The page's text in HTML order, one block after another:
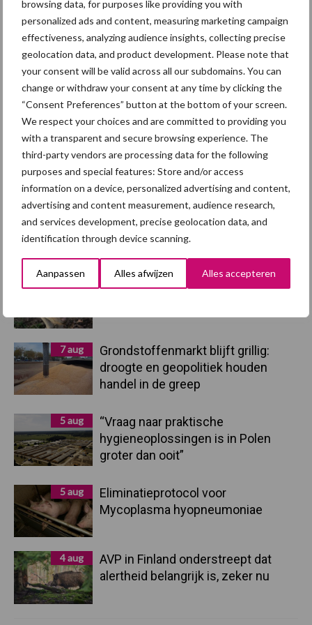
browsing data, for purposes like providing you with
personalized ads and content, measuring marketing campaign
effectiveness, analyzing audience insights, collecting precise
geolocation data, and product development. Please note that
your consent will be valid across all our subdomains. You can
change or withdraw your consent at any time by clicking the
“Consent Preferences” button at the bottom of your screen.
We respect your choices and are committed to providing you
with a transparent and secure browsing experience. The
third-party vendors are processing data for the following
purposes and special features: Store and/or access
information on a device, personalized advertising and content,
advertising and content measurement, audience research,
and services development, precise geolocation data, and
identification through device scanning.
Aanpassen Alles afwijzen Alles accepteren
Primaire
Sidebar
Recent nieuws Partner nieuws
Britse varkenssector vreest
7 aug
Grondstoffenmarkt blijft grillig:
droogte en geopolitiek houden
handel in de greep
5 aug
“Vraag naar praktische
hygieneoplossingen is in Polen
groter dan ooit”
5 aug
Eliminatieprotocol voor
Mycoplasma hyopneumoniae
4 aug
AVP in Finland onderstreept dat
alertheid belangrijk is, zeker nu
Diergezondheid Fokkerij Huisvesting
Afrikaanse
varkenspest
Brachyspira
Toon meer